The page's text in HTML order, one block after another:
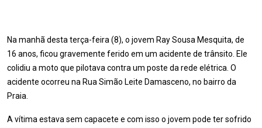
Na manhã desta terça-feira (8), o jovem Ray Sousa Mesquita, de
16 anos, ficou gravemente ferido em um acidente de trânsito. Ele
colidiu a moto que pilotava contra um poste da rede elétrica. O
acidente ocorreu na Rua Simão Leite Damasceno, no bairro da
Praia.
A vítima estava sem capacete e com isso o jovem pode ter sofrido